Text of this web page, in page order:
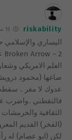
riskability 16 سنوات
اليساري والإسلامي
العلم الامريكي
صاغها (محمود
عدوك لا مفر ..
فالتقطني ..واضرب
الثقافية
(الفخر) القديم
لكن (ابو عصام) له